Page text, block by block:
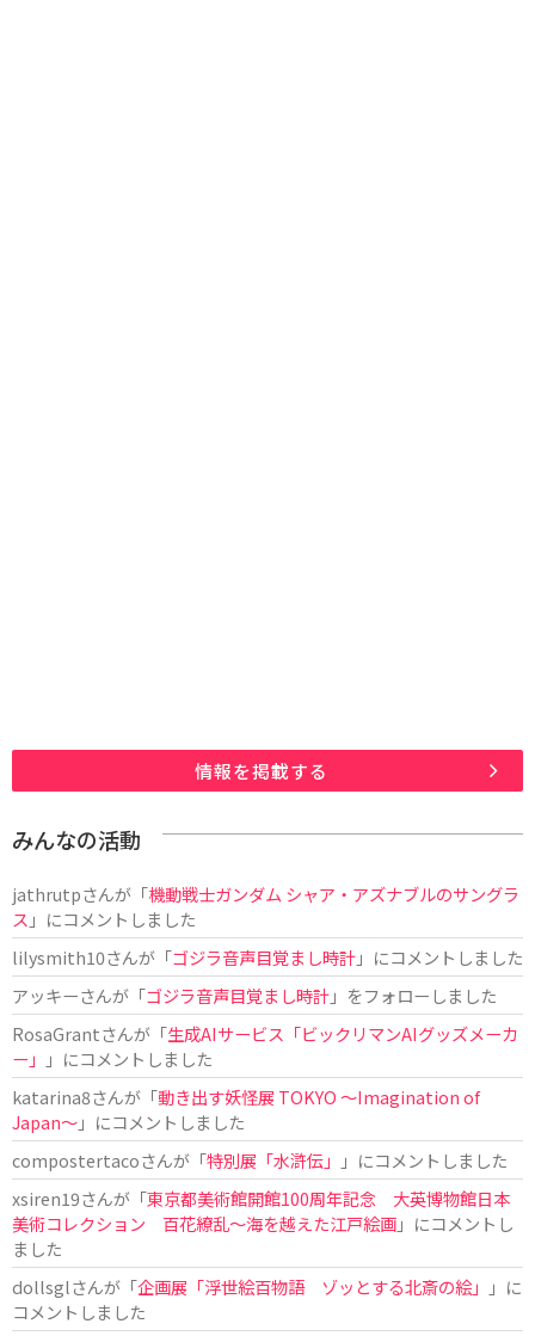
情報を掲載する
みんなの活動
jathrutpさんが「機動戦士ガンダム シャア・アズナブルのサングラ
ス 」にコメントしました
lilysmith10さんが「ゴジラ音声目覚まし時計」にコメントしました
アッキーさんが「ゴジラ音声目覚まし時計」をフォローしました
RosaGrantさんが「生成AIサービス「ビックリマンAIグッズメーカ
ー」
」にコメントしました
katarina8さんが「動き出す妖怪展 TOKYO 〜Imagination of
Japan〜」にコメントしました
compostertacoさんが「特別展「水滸伝」
」にコメントしました
xsiren19さんが「東京都美術館開館100周年記念 大英博物館日本
美術コレクション 百花繚乱～海を越えた江戸絵画」にコメントし
ました
dollsglさんが「企画展「浮世絵百物語 ゾッとする北斎の絵」
」に
コメントしました